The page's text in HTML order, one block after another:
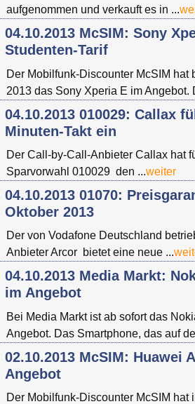
aufgenommen und verkauft es in ...
04.10.2013 McSIM: Sony
Studenten-Tarif
Der Mobilfunk-Discounter McSIM hat
2013 das Sony Xperia E im Angebot.
04.10.2013 010029: Callax
Minuten-Takt ein
Der Call-by-Call-Anbieter Callax hat
Sparvorwahl 010029 den ...weiter
04.10.2013 01070:
Oktober 2013
Der von Vodafone Deutschland
Anbieter Arcor bietet eine neue ...
04.10.2013 Media Markt:
im Angebot
Bei Media Markt ist ab sofort das
Angebot. Das Smartphone, das auf
02.10.2013 McSIM: Huawei
Angebot
Der Mobilfunk-Discounter McSIM hat